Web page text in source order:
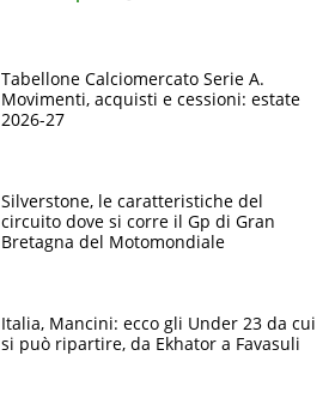
Tabellone Calciomercato Serie A.
Movimenti, acquisti e cessioni: estate
2026-27
Silverstone, le caratteristiche del
circuito dove si corre il Gp di Gran
Bretagna del Motomondiale
Italia, Mancini: ecco gli Under 23 da cui
si può ripartire, da Ekhator a Favasuli